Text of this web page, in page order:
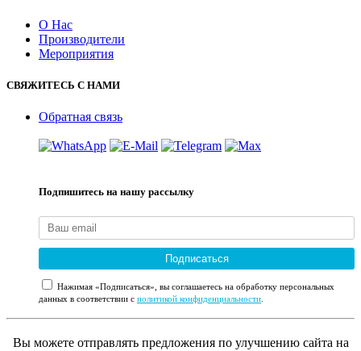
О Нас
Производители
Мероприятия
СВЯЖИТЕСЬ С НАМИ
Обратная связь
Подпишитесь на нашу рассылку
Подписаться
Нажимая «Подписаться», вы соглашаетесь на обработку персональных
данных в соответствии с политикой конфиденциальности
Вы можете отправлять предложения по улучшению сайта на